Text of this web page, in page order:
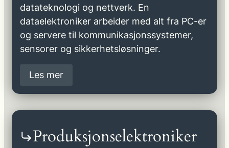
datateknologi og nettverk. En
dataelektroniker arbeider med alt fra PC-er
og servere til kommunikasjonssystemer,
sensorer og sikkerhetsløsninger.
Les mer
Produksjonselektroniker